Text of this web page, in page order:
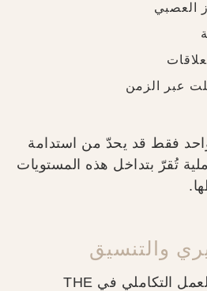
العصبي
عبر الزمن
فقط قد يحدّ من استدامة
تُقرّ بتداخل هذه المستويات
والتنسيق
تخضع جميع مكونات العمل التكاملي في THE